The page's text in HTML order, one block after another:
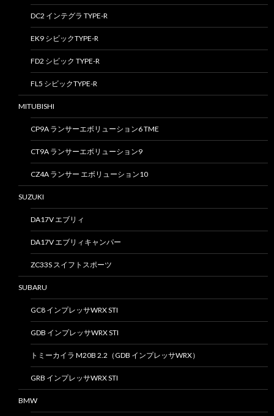
DC2 インテグラ TYPE-R
EK9 シビックTYPE-R
FD2 シビック TYPE-R
FL5 シビックTYPE-R
MITUBISHI
CP9A ランサーエボリューション6 TME
CT9A ランサーエボリューション9
CZ4A ランサー エボリューション10
SUZUKI
DA17V エブリィ
DA17V エブリィキャンパー
ZC33S スイフトスポーツ
SUBARU
GC8 インプレッサWRX STI
GDB インプレッサWRX STI
トミーカイラ M20B 2.2（GDB インプレッサWRX）
GRB インプレッサWRX STI
BMW